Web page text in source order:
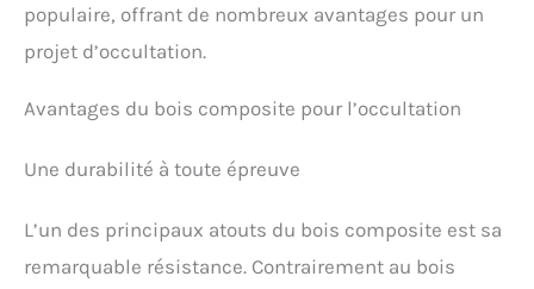
populaire, offrant de nombreux avantages pour un
projet d’occultation.
Avantages du bois composite pour l’occultation
Une durabilité à toute épreuve
L’un des principaux atouts du bois composite est sa
remarquable résistance. Contrairement au bois